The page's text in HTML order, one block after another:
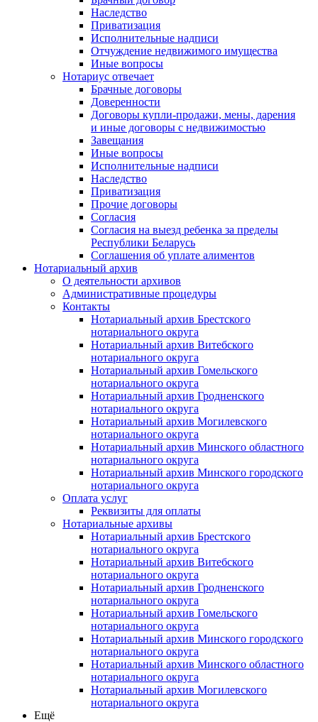
Наследство
Приватизация
Исполнительные надписи
Отчуждение недвижимого имущества
Иные вопросы
Нотариус отвечает
Брачные договоры
Доверенности
Договоры купли-продажи, мены, дарения
и иные договоры с недвижимостью
Завещания
Иные вопросы
Исполнительные надписи
Наследство
Приватизация
Прочие договоры
Согласия
Согласия на выезд ребенка за пределы
Республики Беларусь
Соглашения об уплате алиментов
Нотариальный архив
О деятельности архивов
Административные процедуры
Контакты
Нотариальный архив Брестского
нотариального округа
Нотариальный архив Витебского
нотариального округа
Нотариальный архив Гомельского
нотариального округа
Нотариальный архив Гродненского
нотариального округа
Нотариальный архив Могилевского
нотариального округа
Нотариальный архив Минского областного
нотариального округа
Нотариальный архив Минского городского
нотариального округа
Оплата услуг
Реквизиты для оплаты
Нотариальные архивы
Нотариальный архив Брестского
нотариального округа
Нотариальный архив Витебского
нотариального округа
Нотариальный архив Гродненского
нотариального округа
Нотариальный архив Гомельского
нотариального округа
Нотариальный архив Минского городского
нотариального округа
Нотариальный архив Минского областного
нотариального округа
Нотариальный архив Могилевского
нотариального округа
Ещё